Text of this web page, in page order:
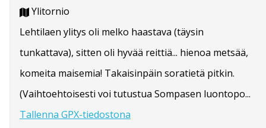
Ylitornio
Lehtilaen ylitys oli melko haastava (täysin
tunkattava), sitten oli hyvää reittiä... hienoa metsää,
komeita maisemia! Takaisinpäin soratietä pitkin.
(Vaihtoehtoisesti voi tutustua Sompasen luontopo...
Tallenna GPX-tiedostona